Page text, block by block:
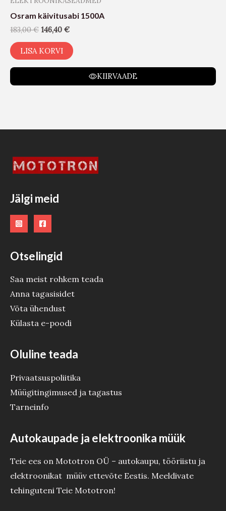
Osram käivitusabi 1500A
183,00€ 146,40 €
LISA KORVI
KIIRVAADE
Jälgi meid
Otselingid
Saa meist rohkem teada
Anna tagasisidet
Võta ühendust
Külasta e-poodi
Oluline teada
Privaatsuspoliitika
Müügitingimused ja tagastus
Tarneinfo
Autokaupade ja elektroonika müük
Teie ees on Mototron OÜ – autokaupu, tööriistu ja
elektroonikat müüv ettevõte Eestis. Meeldivate
tehinguteni Teie Mototron!